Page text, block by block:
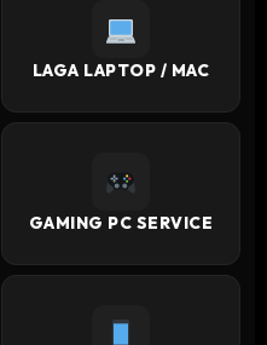
LAGA LAPTOP / MAC
GAMING PC SERVICE